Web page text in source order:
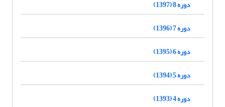
دوره 8 (1397)
دوره 7 (1396)
دوره 6 (1395)
دوره 5 (1394)
دوره 4 (1393)